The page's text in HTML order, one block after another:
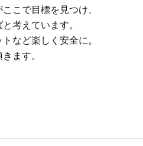
こで目標を見つけ、
考えています。
など楽しく安全に。
ます。